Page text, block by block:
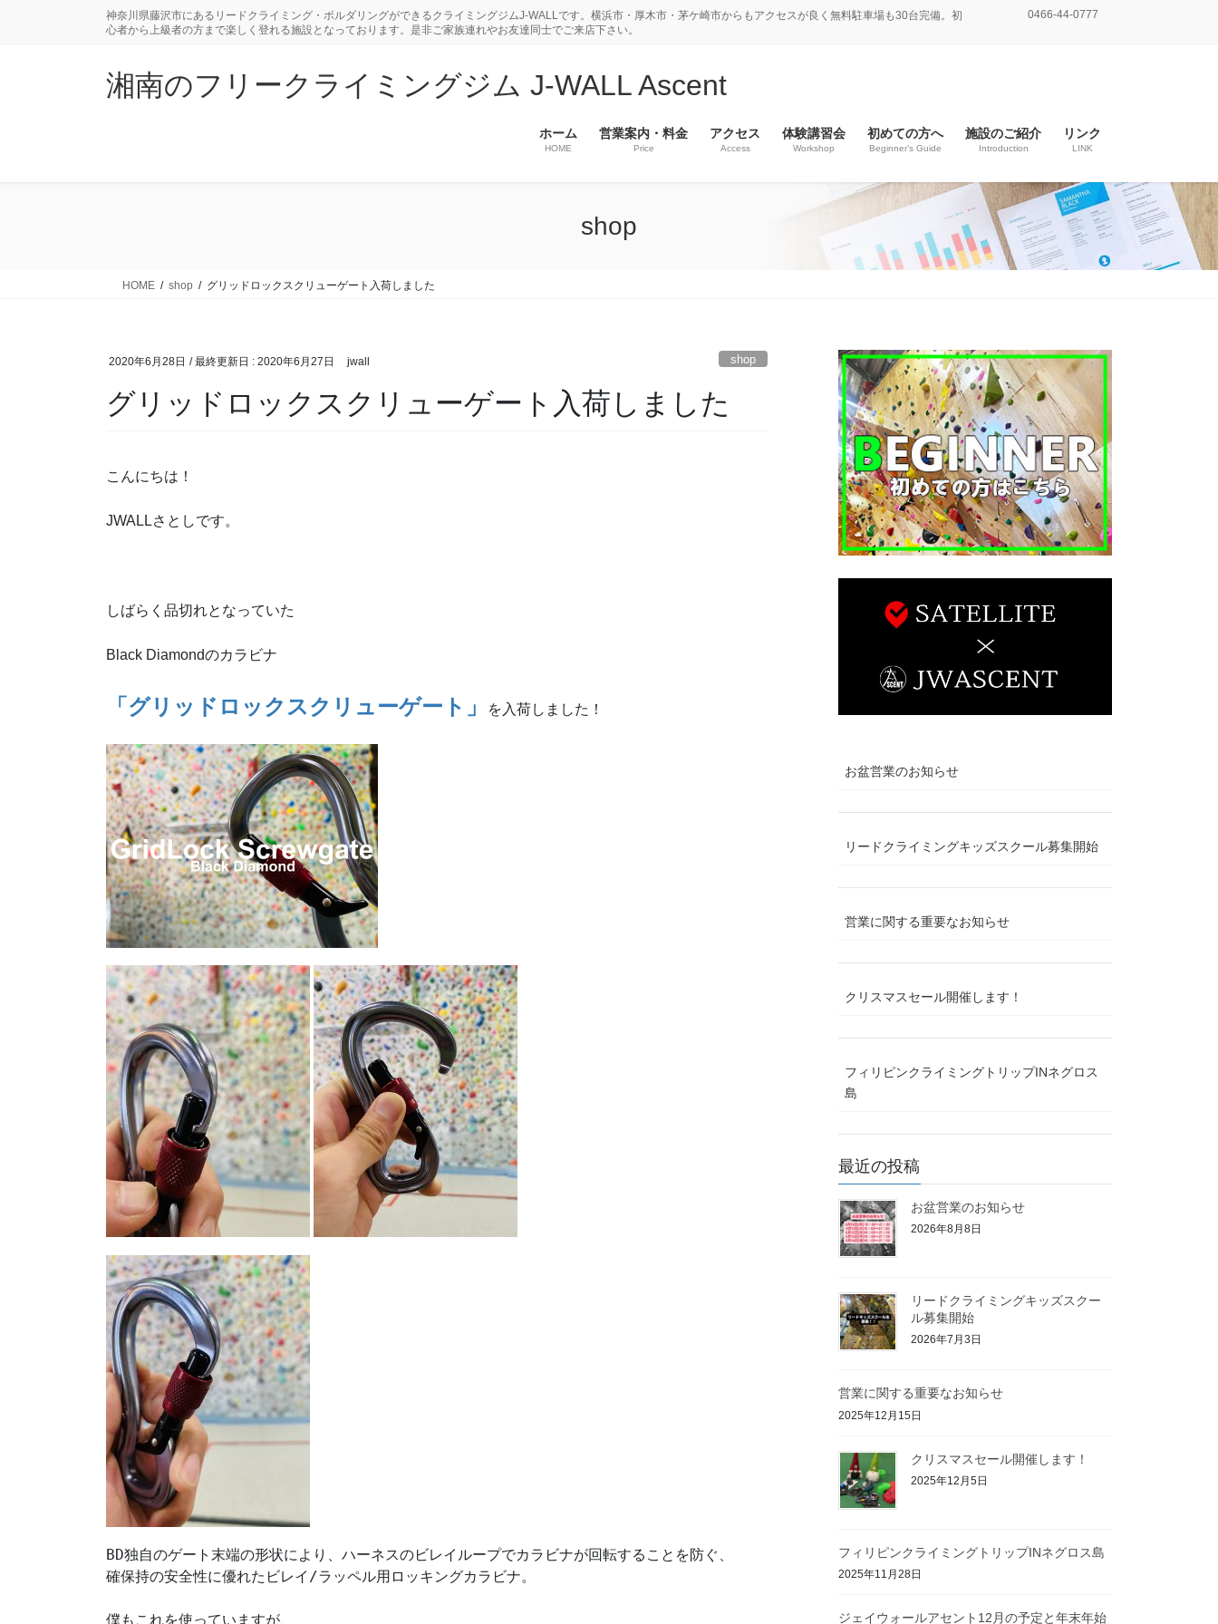
神奈川県藤沢市にあるリードクライミング・ボルダリングができるクライミングジムJ-WALLです。横浜市・厚木市・茅ケ崎市からもアクセスが良く無料駐車場も30台完備。初
心者から上級者の方まで楽しく登れる施設となっております。是非ご家族連れやお友達同士でご来店下さい。
0466-44-0777
湘南のフリークライミングジム J-WALL Ascent
ホーム
HOME
営業案内・料金
Price
アクセス
Access
体験講習会
Workshop
初めての方へ
Beginner’s Guide
施設のご紹介
Introduction
リンク
LINK
shop
HOME shop グリッドロックスクリューゲート入荷しました
2020年6月28日 / 最終更新日 : 2020年6月27日 jwall shop
グリッドロックスクリューゲート入荷しました
こんにちは！
JWALLさとしです。
しばらく品切れとなっていた
Black Diamondのカラビナ
「グリッドロックスクリューゲート」 を入荷しました！
BD独自のゲート末端の形状により、ハーネスのビレイループでカラビナが回転することを防ぐ、
確保持の安全性に優れたビレイ/ラッペル用ロッキングカラビナ。
僕もこれを使っていますが、
お盆営業のお知らせ
リードクライミングキッズスクール募集開始
営業に関する重要なお知らせ
クリスマスセール開催します！
フィリピンクライミングトリップINネグロス
島
最近の投稿
お盆営業のお知らせ
2026年8月8日
リードクライミングキッズスクー
ル募集開始
2026年7月3日
営業に関する重要なお知らせ
2025年12月15日
クリスマスセール開催します！
2025年12月5日
フィリピンクライミングトリップINネグロス島
2025年11月28日
ジェイウォールアセント12月の予定と年末年始